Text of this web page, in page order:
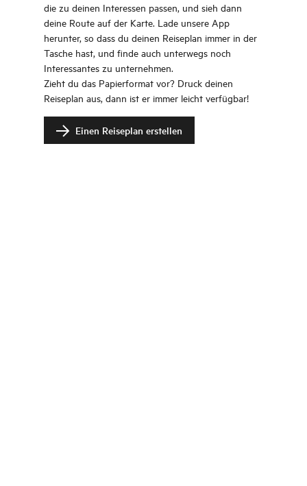
die zu deinen Interessen passen, und sieh dann
deine Route auf der Karte. Lade unsere App
herunter, so dass du deinen Reiseplan immer in der
Tasche hast, und finde auch unterwegs noch
Interessantes zu unternehmen.
Zieht du das Papierformat vor? Druck deinen
Reiseplan aus, dann ist er immer leicht verfügbar!
Einen Reiseplan erstellen